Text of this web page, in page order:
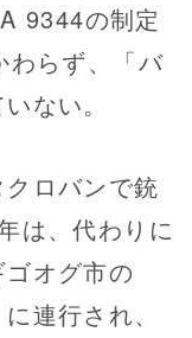
9344の制定
わらず、「バ
ない。
ロバンで銃
は、代わりに
オグ市の
連行され、